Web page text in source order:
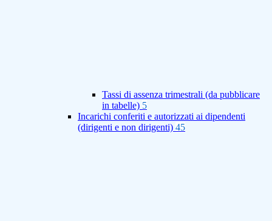
Tassi di assenza trimestrali (da pubblicare
in tabelle) 5
Incarichi conferiti e autorizzati ai dipendenti
(dirigenti e non dirigenti) 45